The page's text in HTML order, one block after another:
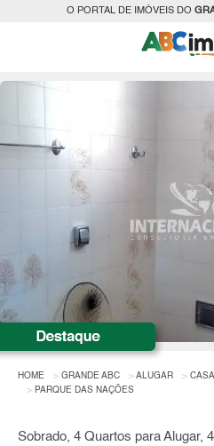
O PORTAL DE IMÓVEIS DO
HOME GRANDE ABC ALUGAR
PARQUE DAS NAÇÕES
Sobrado, 4 Quartos para Alugar,